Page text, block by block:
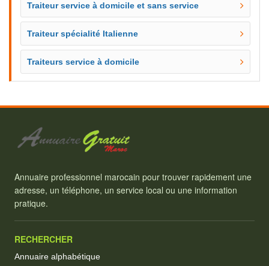
Traiteur service à domicile et sans service
Traiteur spécialité Italienne
Traiteurs service à domicile
Annuaire professionnel marocain pour trouver rapidement une
adresse, un téléphone, un service local ou une information
pratique.
RECHERCHER
Annuaire alphabétique